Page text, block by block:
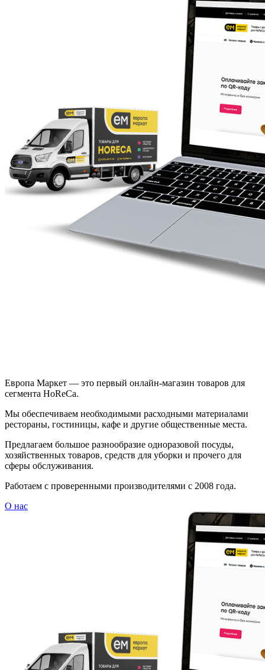
Европа Маркет — это первый онлайн-магазин товаров для
сегмента HoReCa.
Мы обеспечиваем необходимыми расходными материалами
рестораны, гостиницы, кафе и другие общественные места.
Предлагаем большое разнообразие одноразовой посуды,
хозяйственных товаров, средств для уборки и прочего для
сферы обслуживания.
Работаем с проверенными производителями с 2008 года.
О нас